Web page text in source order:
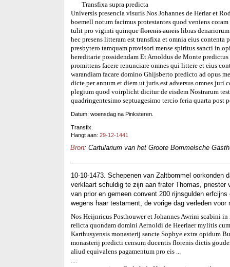
Transfixa supra predicta
Universis presencia visuris Nos Johannes de Herlar et
boemell notum facimus protestantes quod veniens
tulit pro viginti quinque florenis aureis libras
hec presens litteram est transfixa et omnia eius
presbytero tamquam provisori mense spiritus sancti in
hereditarie possidendam Et Arnoldus de Monte
promittens facere renunciare omnes qui littere et eius
warandiam facare domino Ghijsberto predicto ad opus
dicte per annum et diem ut juris est adversus omnes juri
plegium quod voirplicht dicitur de eisdem Nostrarum
quadringentesimo septuagesimo tercio feria quarta post
Datum: woensdag na Pinksteren.
Transfix.
Hangt aan: 29-12-1441
Bron: Cartularium van het Groote Bommelsche
10-10-1473. Schepenen van Zaltbommel oorkonden
verklaart schuldig te zijn aan frater Thomas,
van prior en gemeen convent 200 rijnsgulden
wegens haar testament, de vorige dag verleden
Nos Heijnricus Posthouwer et Johannes Awrini scabini
relicta quondam domini Aernoldi de Heerlaer mylitis
Karthusyensis monasterij sancte Sophye extra opidum
monasterij predicti censum ducentis florenis dictis
aliud equivalens pagamentum pro eis ...
....